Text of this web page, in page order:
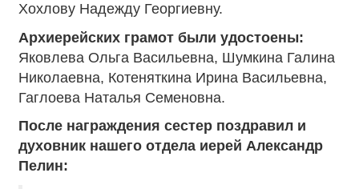
Хохлову Надежду Георгиевну.
Архиерейских грамот были удостоены:
Яковлева Ольга Васильевна, Шумкина Галина
Николаевна, Котеняткина Ирина Васильевна,
Гаглоева Наталья Семеновна.
После награждения сестер поздравил и
духовник нашего отдела иерей Александр
Пелин: